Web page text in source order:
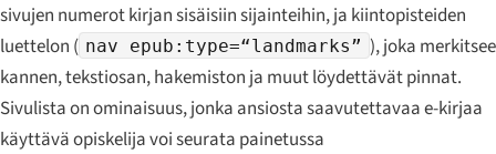
sivujen numerot kirjan sisäisiin sijainteihin, ja kiintopisteiden
luettelon ( nav epub:type=“landmarks” ), joka merkitsee
kannen, tekstiosan, hakemiston ja muut löydettävät pinnat.
Sivulista on ominaisuus, jonka ansiosta saavutettavaa e-kirjaa
käyttävä opiskelija voi seurata painetussa